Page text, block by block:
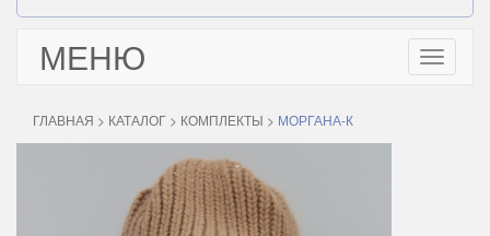
МЕНЮ
Toggle
ГЛАВНАЯ > КАТАЛОГ > КОМПЛЕКТЫ > МОРГАНА-К